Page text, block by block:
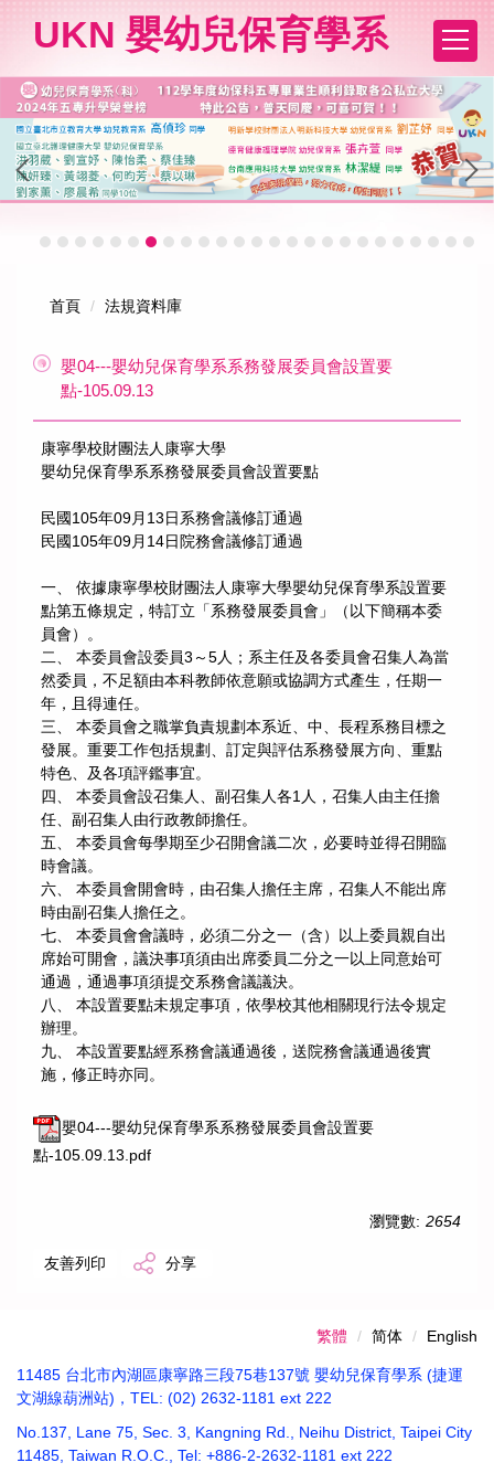
要
內
容
區
UKN 嬰幼兒保育學系
首頁 法規資料庫
嬰04---嬰幼兒保育學系系務發展委員會設置要
點-105.09.13
康寧學校財團法人康寧大學
嬰幼兒保育學系系務發展委員會設置要點
民國105年09月13日系務會議修訂通過
民國105年09月14日院務會議修訂通過
一、 依據康寧學校財團法人康寧大學嬰幼兒保育學系設置要
點第五條規定，特訂立「系務發展委員會」（以下簡稱本委
員會）。
二、 本委員會設委員3～5人；系主任及各委員會召集人為當
然委員，不足額由本科教師依意願或協調方式產生，任期一
年，且得連任。
三、 本委員會之職掌負責規劃本系近、中、長程系務目標之
發展。重要工作包括規劃、訂定與評估系務發展方向、重點
特色、及各項評鑑事宜。
四、 本委員會設召集人、副召集人各1人，召集人由主任擔
任、副召集人由行政教師擔任。
五、 本委員會每學期至少召開會議二次，必要時並得召開臨
時會議。
六、 本委員會開會時，由召集人擔任主席，召集人不能出席
時由副召集人擔任之。
七、 本委員會會議時，必須二分之一（含）以上委員親自出
席始可開會，議決事項須由出席委員二分之一以上同意始可
通過，通過事項須提交系務會議議決。
八、 本設置要點未規定事項，依學校其他相關現行法令規定
辦理。
九、 本設置要點經系務會議通過後，送院務會議通過後實
施，修正時亦同。
嬰04---嬰幼兒保育學系系務發展委員會設置要
點-105.09.13.pdf
瀏覽數: 2654
友善列印 分享
繁體 简体 English
11485 台北市內湖區康寧路三段75巷137號 嬰幼兒保育學系 (捷運
文湖線葫洲站)，TEL: (02) 2632-1181 ext 222
No.137, Lane 75, Sec. 3, Kangning Rd., Neihu District, Taipei City
11485, Taiwan R.O.C., Tel: +886-2-2632-1181 ext 222